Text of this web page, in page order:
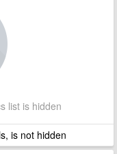
list is hidden
is not hidden